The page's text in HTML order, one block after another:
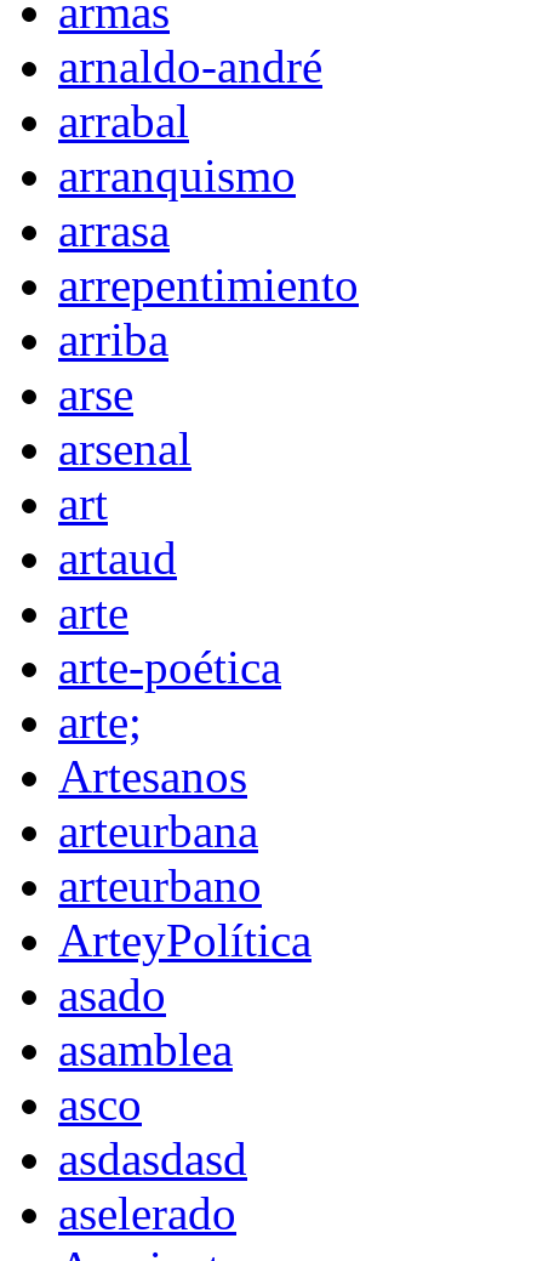
armas
arnaldo-andré
arrabal
arranquismo
arrasa
arrepentimiento
arriba
arse
arsenal
art
artaud
arte
arte-poética
arte;
Artesanos
arteurbana
arteurbano
ArteyPolítica
asado
asamblea
asco
asdasdasd
aselerado